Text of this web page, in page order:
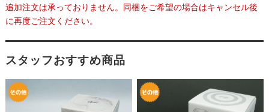
追加注文は承っておりません。同梱をご希望の場合はキャンセル後
に再度ご注文ください。
スタッフおすすめ商品